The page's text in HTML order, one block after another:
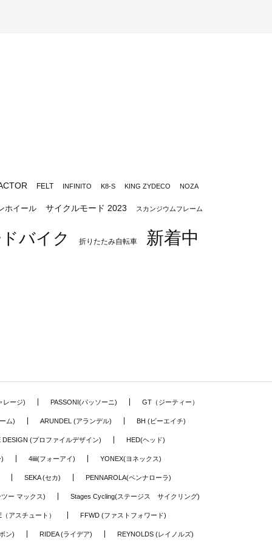
FELT INFINITO K8-S KING ZYDECO NOZA
ホイール サイクルモード 2023 スカンジウムフレーム
バイク 折りたたみ自転車 新着中
レージ) PASSONI(パッソーニ) GT（ジーティー）
ム) ARUNDEL (アランデル) BH (ビーエイチ)
DESIGN (プロファイルデザイン) HED(ヘッド)
4iiii(フォーアイ) YONEX(ヨネックス)
SEKA (セカ) PENNAROLA(ペンナローラ)
ー マックス) Stages Cycling(ステージス サイクリング)
アスチュート） FFWD (ファストフォワード)
ン) RIDEA (ライデア) REYNOLDS (レイノルズ)